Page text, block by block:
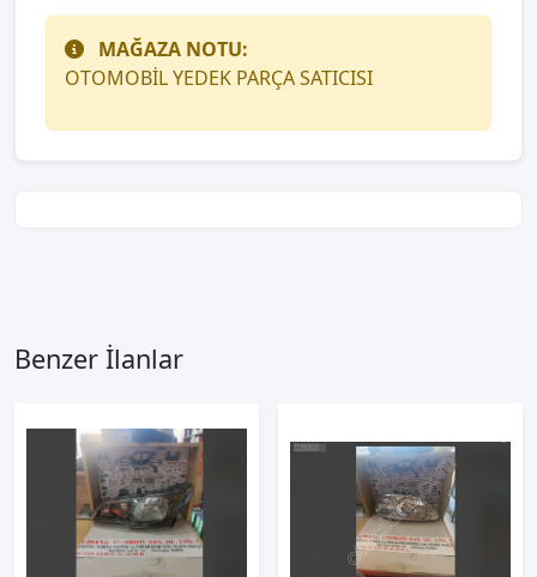
MAĞAZA NOTU:
OTOMOBİL YEDEK PARÇA SATICISI
Benzer İlanlar